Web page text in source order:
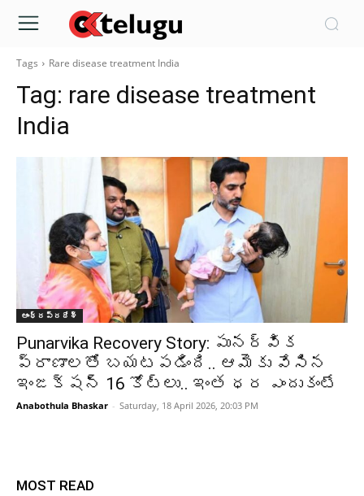
Tags Rare disease treatment India
Tag: rare disease treatment
India
ఆంధ్రప్రదేశ్‌
Punarvika Recovery Story: పునర్విక
ప్రాణాలతో బయటపడింది.. ఆమెకు వేసిన
ఇంజక్షన్ 16 కోట్లు.. ఇంత ధర ఎందుకంటే
Anabothula Bhaskar - Saturday, 18 April 2026, 20:03 PM
MOST READ